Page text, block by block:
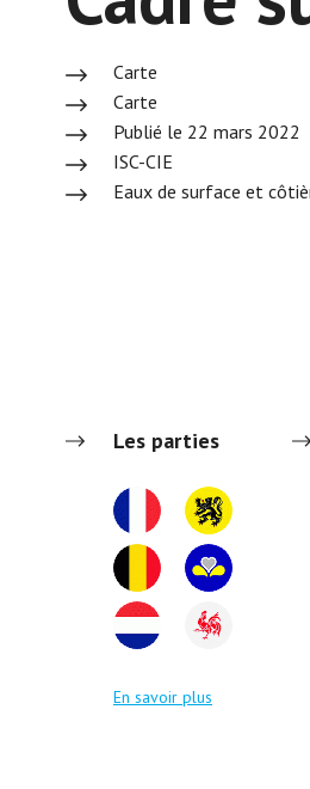
Carte
Carte
Publié le 22 mars 2022
ISC-CIE
Eaux de surface et
Les parties
En savoir plus